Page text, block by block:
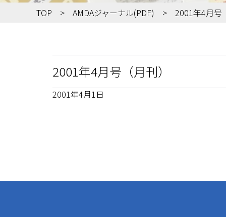
TOP AMDAジャーナル(PDF) 2001年4月号
2001年4月号（月刊）
2001年4月1日